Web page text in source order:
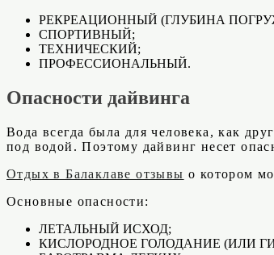
РЕКРЕАЦИОННЫЙ (ГЛУБИНА
СПОРТИВНЫЙ;
ТЕХНИЧЕСКИЙ;
ПРОФЕССИОНАЛЬНЫЙ.
Опасности дайвинга
Вода всегда была для человека, как
под водой. Поэтому дайвинг несет
Отдых в Балаклаве отзывы о котором
Основные опасности:
ЛЕТАЛЬНЫЙ ИСХОД;
КИСЛОРОДНОЕ ГОЛОДАНИЕ (ИЛИ